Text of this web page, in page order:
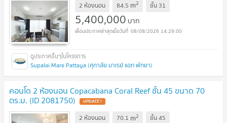
2 ห้องนอน 84.5 m2 ชั้น 31
5,400,000 บาท
08/08/2026 14:29:00
Supalai Mare Pattaya (ศุภาลัย มาเรย์ แอท พัทยา)
คอนโด 2 ห้องนอน Copacabana Coral Reef ชั้น 45 ขนาด 70
ตร.ม. (ID 2081750) UPDATE !
2 ห้องนอน 70.1 m2 ชั้น45